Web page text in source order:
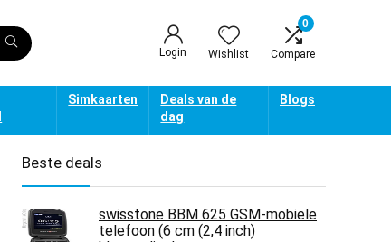
Login Wishlist
0
Compare
Simkaarten
Deals van de
dag
Blogs
Beste deals
swisstone BBM 625 GSM-mobiele
telefoon (6 cm (2,4 inch)